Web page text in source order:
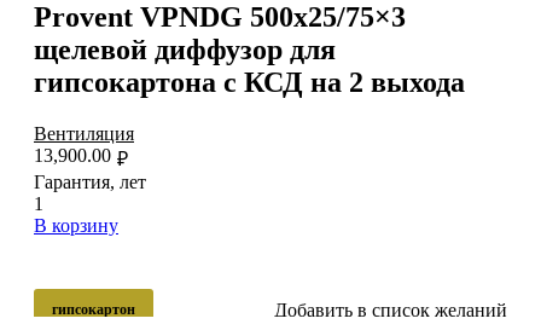
Provent VPNDG 500х25/75×3
щелевой диффузор для
гипсокартона с КСД на 2 выхода
Вентиляция
₽
13,900.00
Гарантия, лет
1
В корзину
гипсокартон Добавить в список желаний